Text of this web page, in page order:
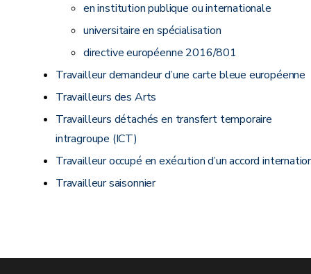
en institution publique ou internationale
universitaire en spécialisation
directive européenne 2016/801
Travailleur demandeur d’une carte bleue européenne
Travailleurs des Arts
Travailleurs détachés en transfert temporaire
intragroupe (ICT)
Travailleur occupé en exécution d’un accord
Travailleur saisonnier